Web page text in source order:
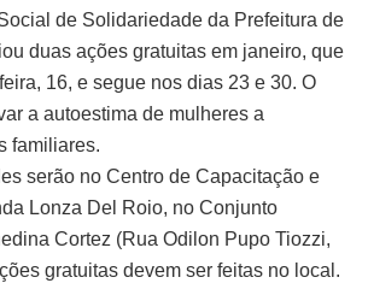
de Solidariedade da Prefeitura de
duas ações gratuitas em janeiro, que
16, e segue nos dias 23 e 30. O
a autoestima de mulheres a
familiares.
serão no Centro de Capacitação e
Lonza Del Roio, no Conjunto
Cortez (Rua Odilon Pupo Tiozzi,
gratuitas devem ser feitas no local.